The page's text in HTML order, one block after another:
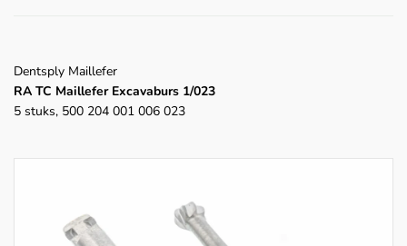
Dentsply Maillefer
RA TC Maillefer Excavaburs 1/023
5 stuks, 500 204 001 006 023